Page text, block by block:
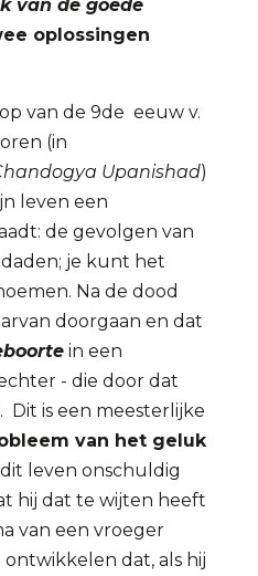
van de goede
oplossingen
van de 9de eeuw v.
(in
Upanishad)
leven een
de gevolgen van
je kunt het
Na de dood
doorgaan en dat
in een
- die door dat
Dit is een meesterlijke
van het geluk
dit leven onschuldig
hij dat te wijten heeft
van een vroeger
dat, als hij